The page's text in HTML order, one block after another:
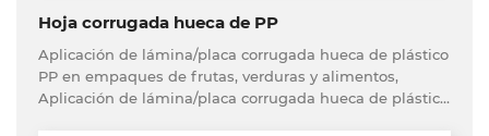
Hoja corrugada hueca de PP
Aplicación de lámina/placa corrugada hueca de plástico
PP en empaques de frutas, verduras y alimentos,
Aplicación de lámina/placa corrugada hueca de plástico